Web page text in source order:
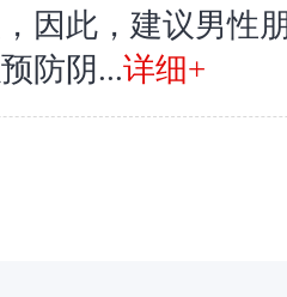
因此，建议男性
防阴...详细+